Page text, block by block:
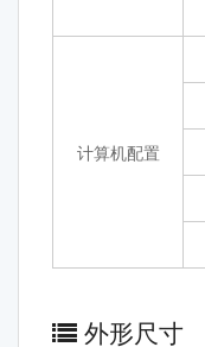
计算机配置
外形尺寸